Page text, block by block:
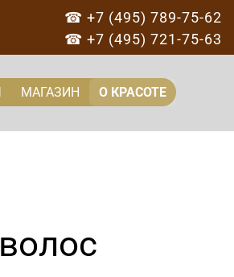
☎ +7 (495) 789-75-62
☎ +7 (495) 721-75-63
Перейти
МАГАЗИН О КРАСОТЕ